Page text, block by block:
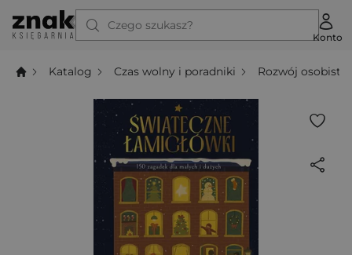
Czego szukasz?
Konto
Katalog Czas wolny i poradniki Rozwój osobisty